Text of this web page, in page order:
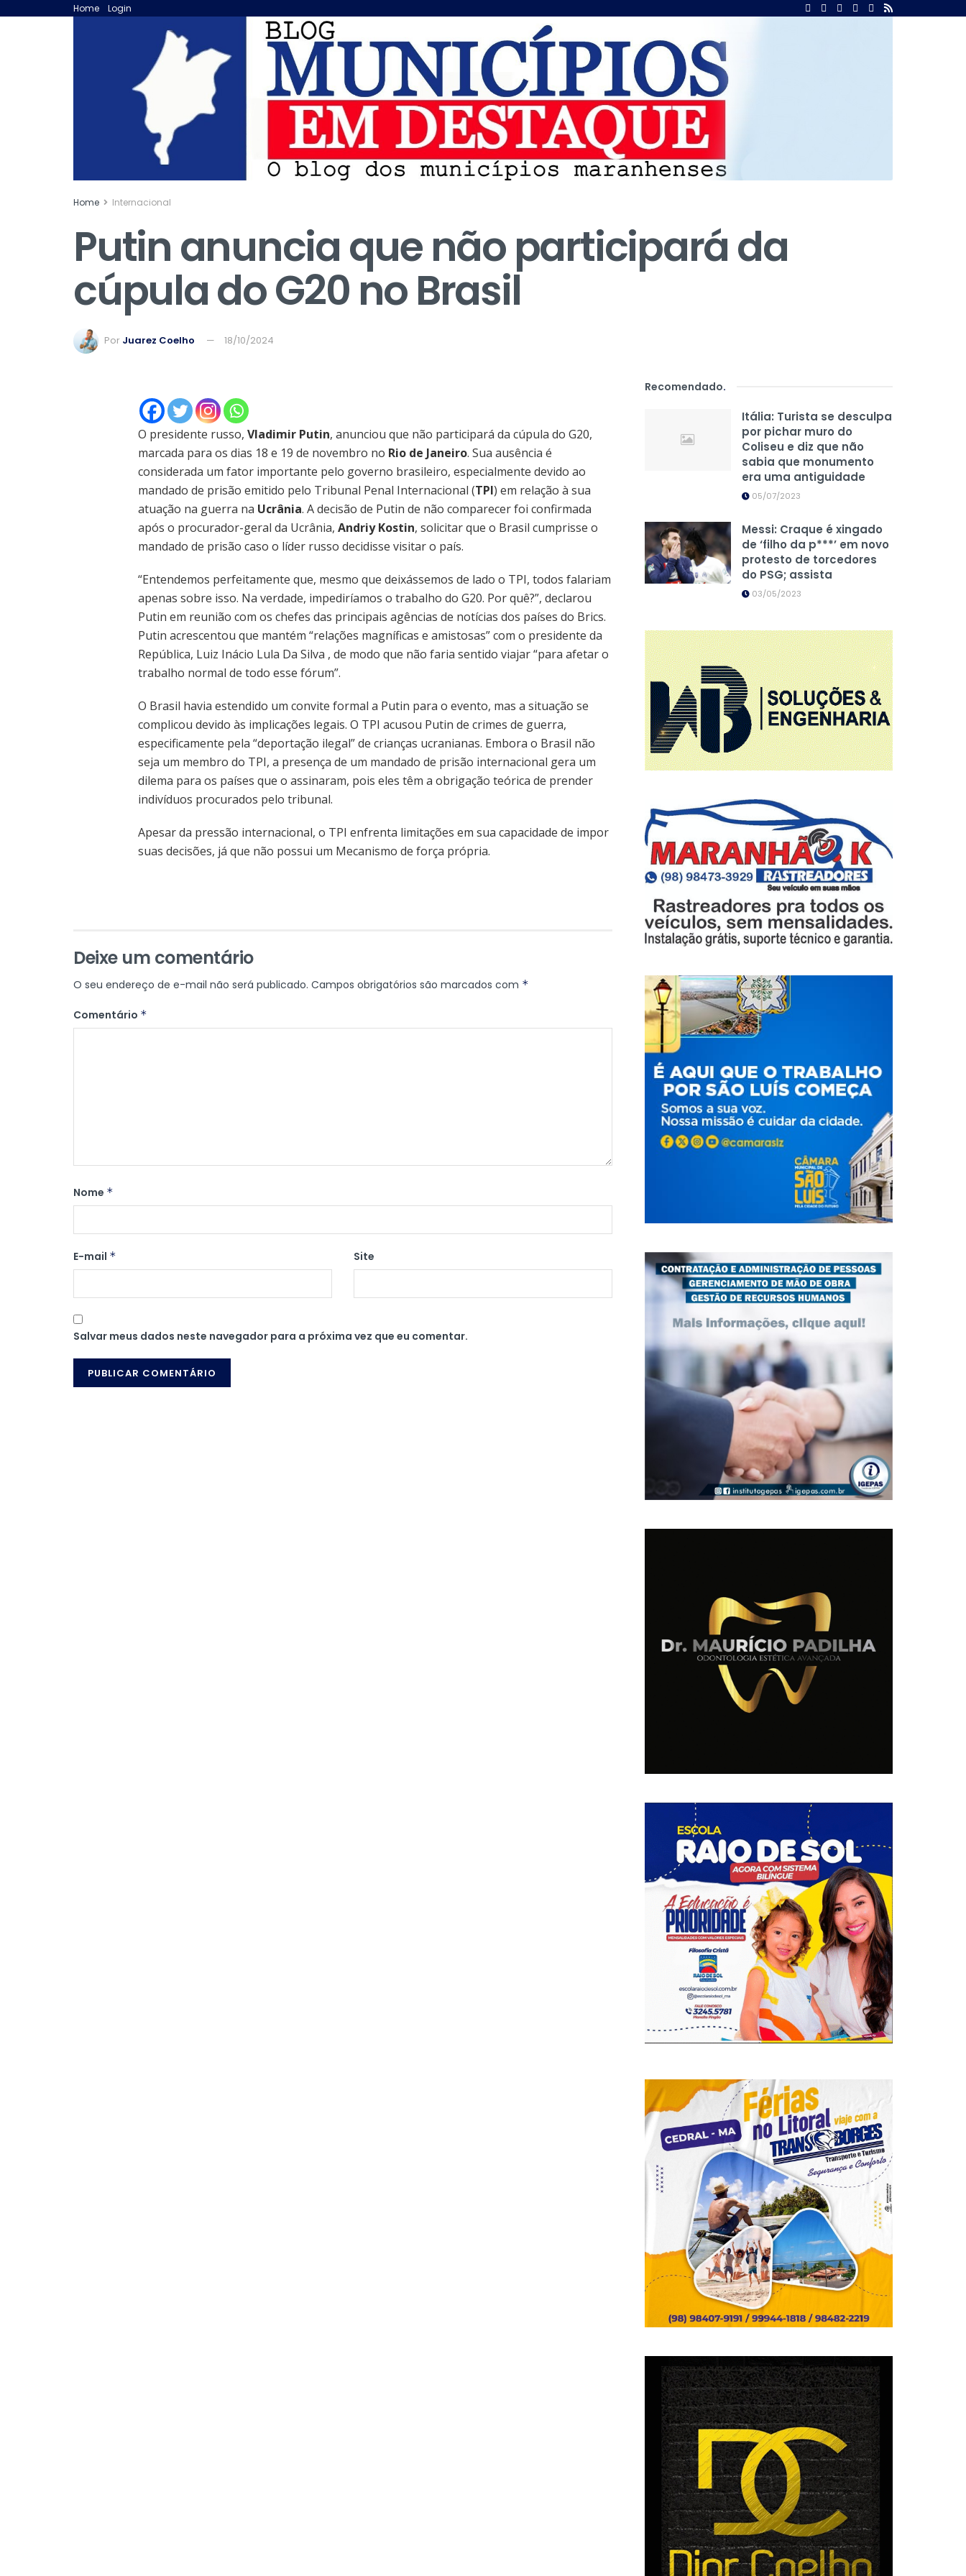
Home Login
Home Internacional
Putin anuncia que não participará da
cúpula do G20 no Brasil
Por Juarez Coelho 18/10/2024
O presidente russo, Vladimir Putin, anunciou que não participará da cúpula do G20,
marcada para os dias 18 e 19 de novembro no Rio de Janeiro. Sua ausência é
considerada um fator importante pelo governo brasileiro, especialmente devido ao
mandado de prisão emitido pelo Tribunal Penal Internacional (TPI) em relação à sua
atuação na guerra na Ucrânia. A decisão de Putin de não comparecer foi confirmada
após o procurador-geral da Ucrânia, Andriy Kostin, solicitar que o Brasil cumprisse o
mandado de prisão caso o líder russo decidisse visitar o país.
“Entendemos perfeitamente que, mesmo que deixássemos de lado o TPI, todos falariam
apenas sobre isso. Na verdade, impediríamos o trabalho do G20. Por quê?”, declarou
Putin em reunião com os chefes das principais agências de notícias dos países do Brics.
Putin acrescentou que mantém “relações magníficas e amistosas” com o presidente da
República, Luiz Inácio Lula Da Silva , de modo que não faria sentido viajar “para afetar o
trabalho normal de todo esse fórum”.
O Brasil havia estendido um convite formal a Putin para o evento, mas a situação se
complicou devido às implicações legais. O TPI acusou Putin de crimes de guerra,
especificamente pela “deportação ilegal” de crianças ucranianas. Embora o Brasil não
seja um membro do TPI, a presença de um mandado de prisão internacional gera um
dilema para os países que o assinaram, pois eles têm a obrigação teórica de prender
indivíduos procurados pelo tribunal.
Apesar da pressão internacional, o TPI enfrenta limitações em sua capacidade de impor
suas decisões, já que não possui um Mecanismo de força própria.
Deixe um comentário
O seu endereço de e-mail não será publicado. Campos obrigatórios são marcados com *
Comentário *
Nome *
E-mail * Site
Salvar meus dados neste navegador para a próxima vez que eu comentar.
Recomendado.
Itália: Turista se desculpa
por pichar muro do
Coliseu e diz que não
sabia que monumento
era uma antiguidade
05/07/2023
Messi: Craque é xingado
de ‘filho da p***’ em novo
protesto de torcedores
do PSG; assista
03/05/2023